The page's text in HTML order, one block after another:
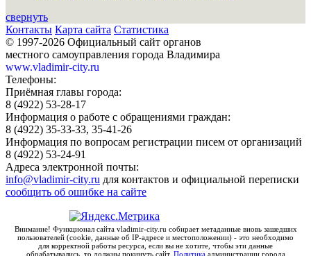
свернуть
Контакты Карта сайта Статистика
© 1997-2026 Официальный сайт органов
местного самоуправления города Владимира
www.vladimir-city.ru
Телефоны:
Приёмная главы города:
8 (4922) 53-28-17
Информация о работе с обращениями граждан:
8 (4922) 35-33-33, 35-41-26
Информация по вопросам регистрации писем от организаций
8 (4922) 53-24-91
Адреса электронной почты:
info@vladimir-city.ru для контактов и официальной переписки
сообщить об ошибке на сайте
Внимание! Функционал сайта vladimir-city.ru собирает метаданные вновь зашедших
пользователей (cookie, данные об IP-адресе и местоположении) - это необходимо
для корректной работы ресурса, если вы не хотите, чтобы эти данные
обрабатывались, то должны покинуть сайт. Политикаадминистрации города